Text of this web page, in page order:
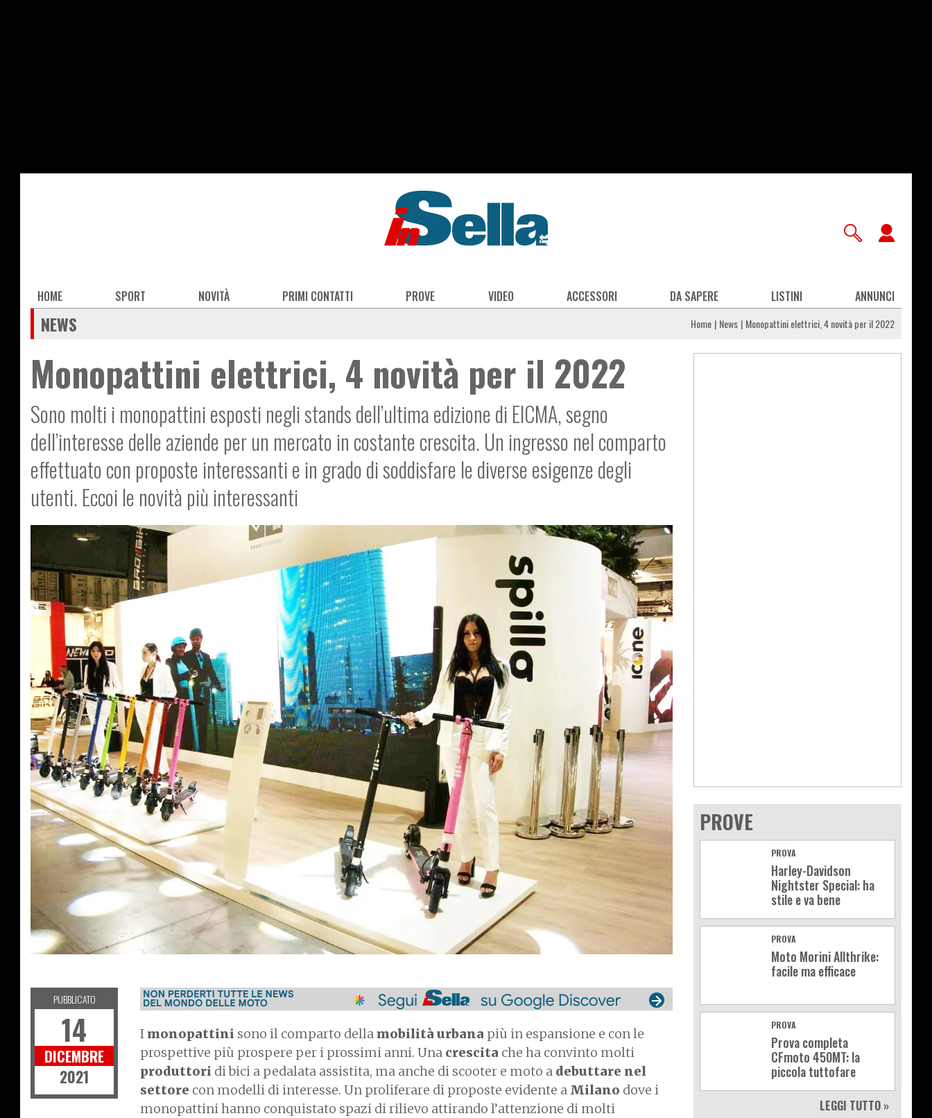
Main
navigation
HOME SPORT NOVITÀ PRIMI CONTATTI PROVE VIDEO ACCESSORI DA SAPERE LISTINI ANNUNCI
NEWS Home News Monopattini elettrici, 4 novità per il 2022
Monopattini elettrici, 4 novità per il 2022
Sono molti i monopattini esposti negli stands dell’ultima edizione di EICMA, segno
dell’interesse delle aziende per un mercato in costante crescita. Un ingresso nel comparto
effettuato con proposte interessanti e in grado di soddisfare le diverse esigenze degli
utenti. Eccoi le novità più interessanti
I monopattini sono il comparto della mobilità urbana più in espansione e con le
prospettive più prospere per i prossimi anni. Una crescita che ha convinto molti
produttori di bici a pedalata assistita, ma anche di scooter e moto a debuttare nel
settore con modelli di interesse. Un proliferare di proposte evidente a Milano dove i
monopattini hanno conquistato spazi di rilievo attirando l’attenzione di molti
PUBBLICATO
14
DICEMBRE
2021
PROVE
PROVA
Harley-Davidson
Nightster Special: ha
stile e va bene
PROVA
Moto Morini Allthrike:
facile ma efficace
PROVA
Prova completa
CFmoto 450MT: la
piccola tuttofare
LEGGI TUTTO »